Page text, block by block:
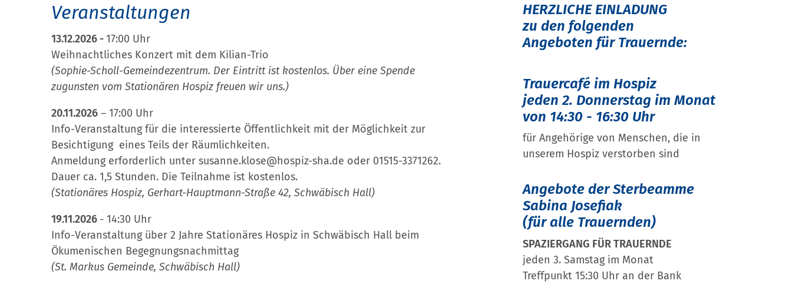
Veranstaltungen
13.12.2026 -17:00 Uhr
Weihnachtliches Konzert mit dem Kilian-Trio
(Sophie-Scholl-Gemeindezentrum. Der Eintritt ist kostenlos. Über eine Spende
zugunsten vom Stationären Hospiz freuen wir uns.)
20.11.2026 – 17:00 Uhr
Info-Veranstaltung für die interessierte Öffentlichkeit mit der Möglichkeit zur
Besichtigung eines Teils der Räumlichkeiten.
Anmeldung erforderlich unter susanne.klose@hospiz-sha.de oder 01515-3371262.
Dauer ca. 1,5 Stunden. Die Teilnahme ist kostenlos.
(Stationäres Hospiz, Gerhart-Hauptmann-Straße 42, Schwäbisch Hall)
19.11.2026 - 14:30 Uhr
Info-Veranstaltung über 2 Jahre Stationäres Hospiz in Schwäbisch Hall beim
Ökumenischen Begegnungsnachmittag
(St. Markus Gemeinde, Schwäbisch Hall)
HERZLICHE EINLADUNG
zu den folgenden
Angeboten für Trauernde:
Trauercafé im Hospiz
jeden 2. Donnerstag im Monat
von 14:30 - 16:30 Uhr
für Angehörige von Menschen, die in
unserem Hospiz verstorben sind
Angebote der Sterbeamme
Sabina Josefiak
(für alle Trauernden)
SPAZIERGANG FÜR TRAUERNDE
jeden 3. Samstag im Monat
Treffpunkt 15:30 Uhr an der Bank